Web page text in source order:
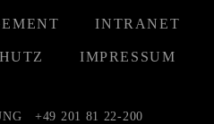
INTRANET
IMPRESSUM
+49 201 81 22-200